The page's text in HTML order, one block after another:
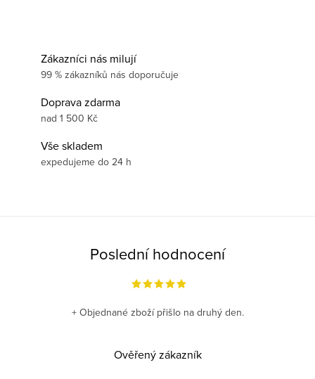
Zákazníci nás milují
99 % zákazníků nás doporučuje
Doprava zdarma
nad 1 500 Kč
Vše skladem
expedujeme do 24 h
Poslední hodnocení
+ Objednané zboží přišlo na druhý den.
Ověřený zákazník